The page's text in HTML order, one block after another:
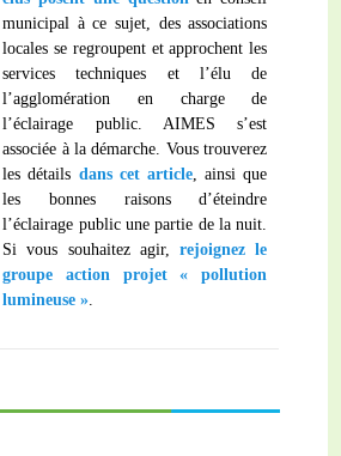
municipal à ce sujet, des associations
locales se regroupent et approchent les
services techniques et l’élu de
l’agglomération en charge de
l’éclairage public. AIMES s’est
associée à la démarche. Vous trouverez
les détails dans cet article, ainsi que
les bonnes raisons d’éteindre
l’éclairage public une partie de la nuit.
Si vous souhaitez agir,rejoignez le
groupe action projet « pollution
lumineuse ».